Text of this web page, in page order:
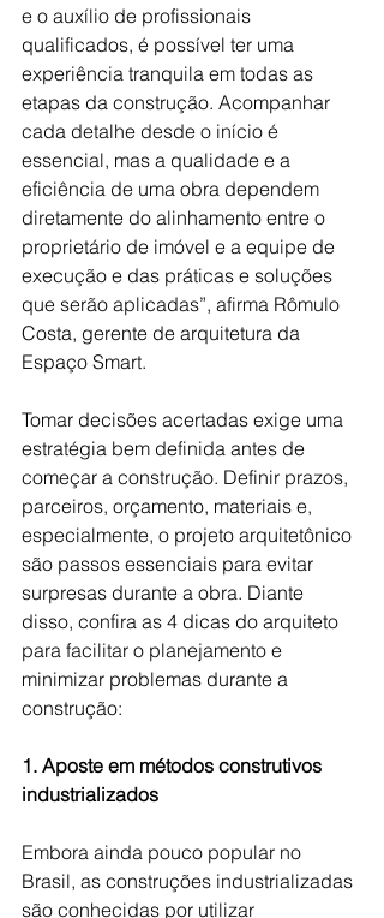
e o auxílio de profissionais
qualificados, é possível ter uma
experiência tranquila em todas as
etapas da construção. Acompanhar
cada detalhe desde o início é
essencial, mas a qualidade e a
eficiência de uma obra dependem
diretamente do alinhamento entre o
proprietário de imóvel e a equipe de
execução e das práticas e soluções
que serão aplicadas”, afirma Rômulo
Costa, gerente de arquitetura da
Espaço Smart.
Tomar decisões acertadas exige uma
estratégia bem definida antes de
começar a construção. Definir prazos,
parceiros, orçamento, materiais e,
especialmente, o projeto arquitetônico
são passos essenciais para evitar
surpresas durante a obra. Diante
disso, confira as 4 dicas do arquiteto
para facilitar o planejamento e
minimizar problemas durante a
construção:
1. Aposte em métodos construtivos
industrializados
Embora ainda pouco popular no
Brasil, as construções industrializadas
são conhecidas por utilizar